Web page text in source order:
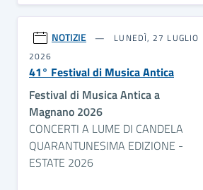
NOTIZIE
LUNEDÌ, 27 LUGLIO
2026
41° Festival di Musica Antica
Festival di Musica Antica a
Magnano 2026
CONCERTI A LUME DI CANDELA
QUARANTUNESIMA EDIZIONE -
ESTATE 2026